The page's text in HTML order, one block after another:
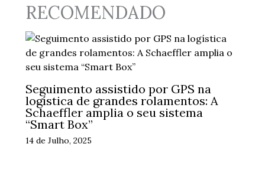
RECOMENDADO
Seguimento assistido por GPS na
logística de grandes rolamentos: A
Schaeffler amplia o seu sistema
“Smart Box”
14 de Julho, 2025